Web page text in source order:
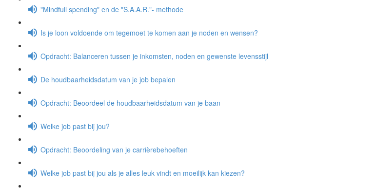
"Mindfull spending" en de "S.A.A.R."- methode
Is je loon voldoende om tegemoet te komen aan je noden en wensen?
Opdracht: Balanceren tussen je inkomsten, noden en gewenste levensstijl
De houdbaarheidsdatum van je job bepalen
Opdracht: Beoordeel de houdbaarheidsdatum van je baan
Welke job past bij jou?
Opdracht: Beoordeling van je carrièrebehoeften
Welke job past bij jou als je alles leuk vindt en moeilijk kan kiezen?